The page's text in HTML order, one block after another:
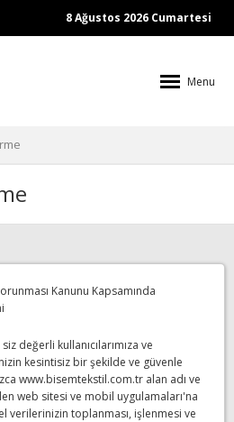
8 Ağustos 2026 Cumartesi
Menu
Kanunu Kapsamında
değerli kullanıcılarımıza ve
kesintisiz bir şekilde ve güvenle
www.bisemtekstil.com.tr alan adı ve
web sitesi ve mobil uygulamaları'na
verilerinizin toplanması, işlenmesi ve